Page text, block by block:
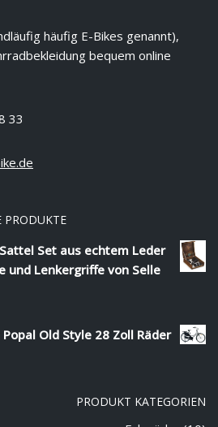
häufig E-Bikes genannt),
bequem online
33
PRODUKTE
Set aus echtem Leder
und Lenkergriffe von Selle
Old Style 28 Zoll Räder
PRODUKT KATEGORIEN